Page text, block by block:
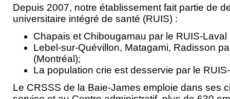
Depuis 2007, notre établissement fait partie de
universitaire intégré de santé (RUIS) :
Chapais et Chibougamau par le RUIS-Laval
Lebel-sur-Quévillon, Matagami, Radisson
(Montréal);
La population crie est desservie par le
Le CRSSS de la Baie-James emploie dans ses